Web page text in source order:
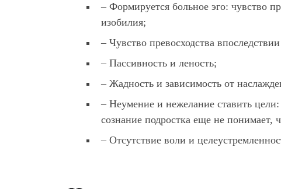
– Формируется больное эго: чувство
изобилия;
– Чувство превосходства
– Пассивность и леность;
– Жадность и зависимость от
– Неумение и нежелание ставить цели:
сознание подростка еще не понимает,
– Отсутствие воли и